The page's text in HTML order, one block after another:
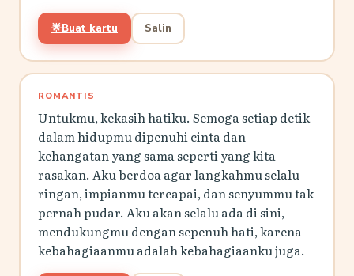
🌟Buat kartu Salin
ROMANTIS
Untukmu, kekasih hatiku. Semoga setiap detik
dalam hidupmu dipenuhi cinta dan
kehangatan yang sama seperti yang kita
rasakan. Aku berdoa agar langkahmu selalu
ringan, impianmu tercapai, dan senyummu tak
pernah pudar. Aku akan selalu ada di sini,
mendukungmu dengan sepenuh hati, karena
kebahagiaanmu adalah kebahagiaanku juga.